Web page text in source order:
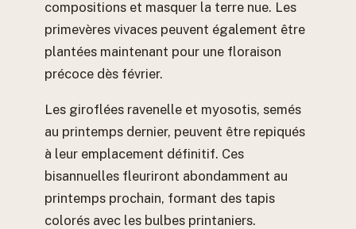
compositions et masquer la terre nue. Les
primevères vivaces peuvent également être
plantées maintenant pour une floraison
précoce dès février.
Les giroflées ravenelle et myosotis, semés
au printemps dernier, peuvent être repiqués
à leur emplacement définitif. Ces
bisannuelles fleuriront abondamment au
printemps prochain, formant des tapis
colorés avec les bulbes printaniers.